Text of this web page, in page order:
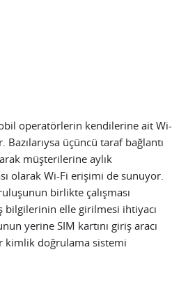
operatörlerin kendilerine ait Wi-
üçüncü taraf bağlantı
müşterilerine aylık
olarak Wi-Fi erişimi de sunuyor.
birlikte çalışması
bilgilerinin elle girilmesi ihtiyacı
yerine SIM kartını giriş aracı
kimlik doğrulama sistemi